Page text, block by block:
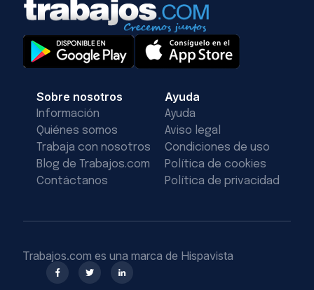
Sobre nosotros
Información
Quiénes somos
Trabaja con nosotros
Blog de Trabajos.com
Contáctanos
Ayuda
Ayuda
Aviso legal
Condiciones de uso
Política de cookies
Política de privacidad
Trabajos.com es una marca de Hispavista